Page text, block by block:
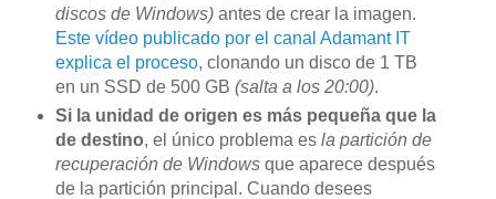
discos de Windows)antes de crear la imagen.
Este vídeo publicado por el canal Adamant IT
explica el proceso, clonando un disco de 1 TB
en un SSD de 500 GB (salta a los 20:00).
Si la unidad de origen es más pequeña que la
de destino, el único problema es la partición de
recuperación de Windowsque aparece después
de la partición principal. Cuando desees